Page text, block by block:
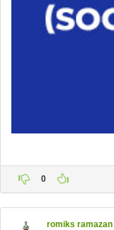
0
romiks ramazan